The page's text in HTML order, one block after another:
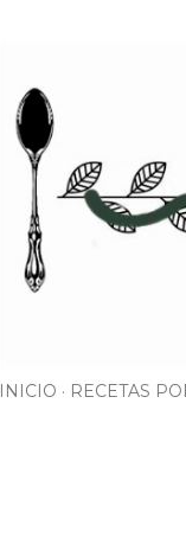
INICIO RECETAS